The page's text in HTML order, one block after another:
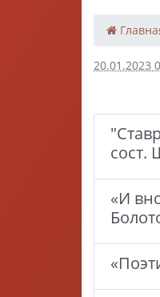
20.01.2023
сост.
«И